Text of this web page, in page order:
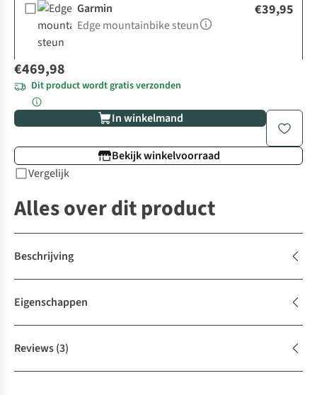
Garmin
Edge mountainbike steun
€39,95
€469,98
Dit product wordt gratis verzonden
In winkelmand
Bekijk winkelvoorraad
Vergelijk
Alles over dit product
Beschrijving
Eigenschappen
Reviews(3)